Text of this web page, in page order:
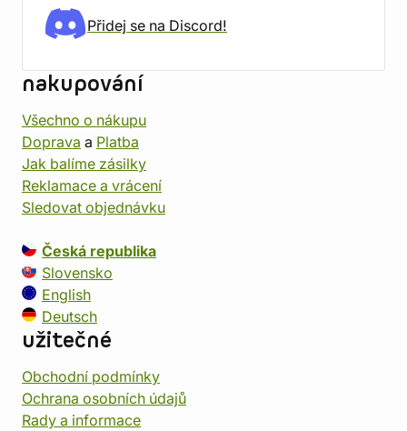
Přidej se na Discord!
nakupování
Všechno o nákupu
Doprava a Platba
Jak balíme zásilky
Reklamace a vrácení
Sledovat objednávku
Česká republika
Slovensko
English
Deutsch
užitečné
Obchodní podmínky
Ochrana osobních údajů
Rady a informace